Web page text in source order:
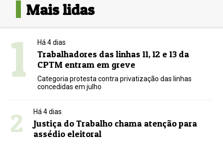
Mais lidas
1 Há 4 dias
Trabalhadores das linhas 11, 12 e 13 da
CPTM entram em greve
Categoria protesta contra privatização das linhas
concedidas em julho
2 Há 4 dias
Justiça do Trabalho chama atenção para
assédio eleitoral